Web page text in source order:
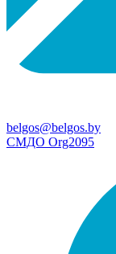
belgos@belgos.by
СМДО Org2095